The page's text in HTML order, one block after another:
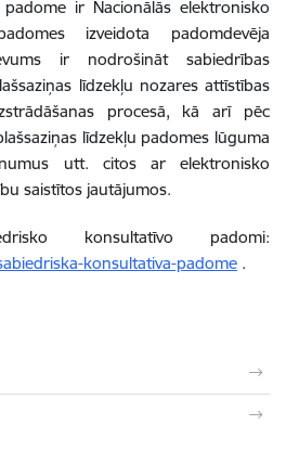
ir Nacionālās elektronisko
izveidota padomdevēja
ir nodrošināt sabiedrības
līdzekļu nozares attīstības
procesā, kā arī pēc
līdzekļu padomes lūguma
utt. citos ar elektronisko
saistītos jautājumos.
konsultatīvo padomi:
konsultativa-padome .